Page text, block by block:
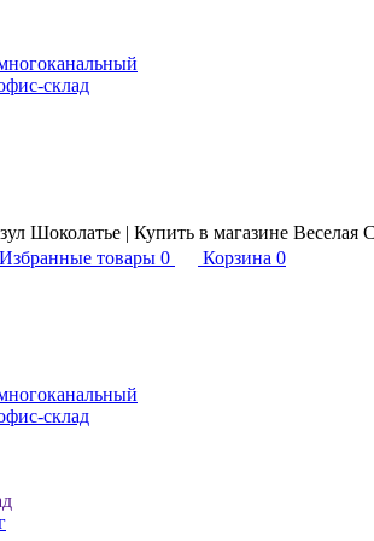
склад
Шоколатье | Купить в магазине Веселая
Избранные товары 0 Корзина 0
склад